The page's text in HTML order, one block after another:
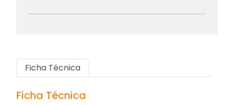
Ficha Técnica
Ficha Técnica